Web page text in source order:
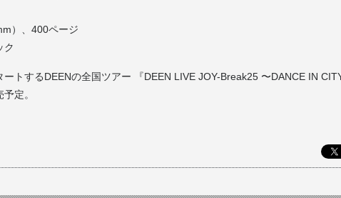
）、400ページ
ク
トするDEENの全国ツアー 『DEEN LIVE JOY-Break25 〜DANCE IN CITY
定。